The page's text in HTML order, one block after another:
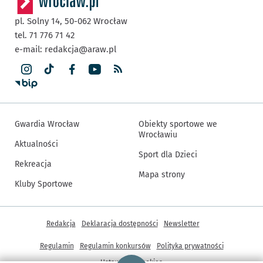
pl. Solny 14, 50-062 Wrocław
tel. 71 776 71 42
e-mail: redakcja@araw.pl
Gwardia Wrocław
Aktualności
Rekreacja
Kluby Sportowe
Obiekty sportowe we
Wrocławiu
Sport dla Dzieci
Mapa strony
Inne informacje
Redakcja Deklaracja dostępności Newsletter
Regulamin Regulamin konkursów
Polityka prywatności